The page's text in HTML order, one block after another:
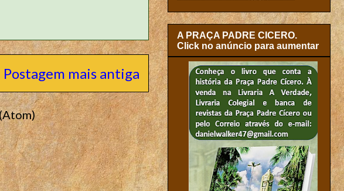
Postagem mais antiga
A PRAÇA PADRE CICERO.
Click no anúncio para aumentar